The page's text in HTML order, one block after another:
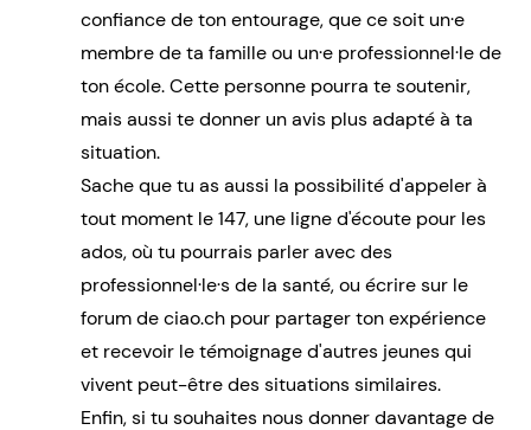
confiance de ton entourage, que ce soit un·e
membre de ta famille ou un·e professionnel·le de
ton école. Cette personne pourra te soutenir,
mais aussi te donner un avis plus adapté à ta
situation.
Sache que tu as aussi la possibilité d'appeler à
tout moment le 147, une ligne d'écoute pour les
ados, où tu pourrais parler avec des
professionnel·le·s de la santé, ou écrire sur le
forum de ciao.ch pour partager ton expérience
et recevoir le témoignage d'autres jeunes qui
vivent peut-être des situations similaires.
Enfin, si tu souhaites nous donner davantage de